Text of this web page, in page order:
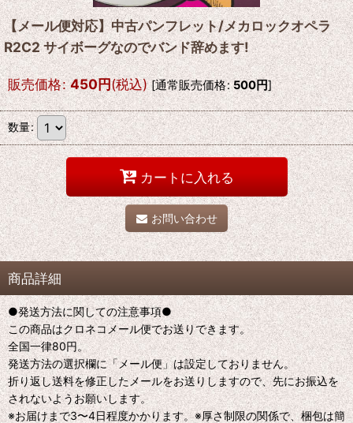
【メール便対応】中古パンフレット/メカロックオペラ
R2C2 サイボーグなのでバンド辞めます!
販売価格: 450円(税込) [通常販売価格: 500円]
数量:
カートに入れる
お問い合わせ
商品詳細
●発送方法に関しての注意事項●
この商品はクロネコメール便でお送りできます。
全国一律80円。
発送方法の選択欄に「メール便」は設定しておりません。
折り返し送料を修正したメールをお送りしますので、先にお振込を
されないようお願いします。
※お届けまで3〜4日程度かかります。※厚さ制限の関係で、梱包は簡